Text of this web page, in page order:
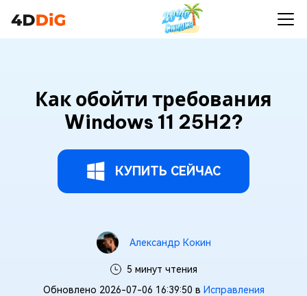
Как обойти требования
Windows 11 25H2?
КУПИТЬ СЕЙЧАС
Александр Кокин
5 минут чтения
Обновлено 2026-07-06 16:39:50 в Исправления